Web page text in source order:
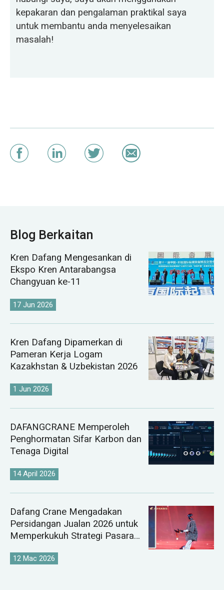
kepakaran dan pengalaman praktikal saya
untuk membantu anda menyelesaikan
masalah!
Blog Berkaitan
Kren Dafang Mengesankan di
Ekspo Kren Antarabangsa
Changyuan ke-11
17 Jun 2026
Kren Dafang Dipamerkan di
Pameran Kerja Logam
Kazakhstan & Uzbekistan 2026
1 Jun 2026
DAFANGCRANE Memperoleh
Penghormatan Sifar Karbon dan
Tenaga Digital
14 April 2026
Dafang Crane Mengadakan
Persidangan Jualan 2026 untuk
Memperkukuh Strategi Pasaran
12 Mac 2026